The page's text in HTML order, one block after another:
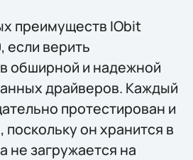
преимуществ IObit
если верить
обширной и надежной
драйверов. Каждый
протестирован и
поскольку он хранится в
не загружается на